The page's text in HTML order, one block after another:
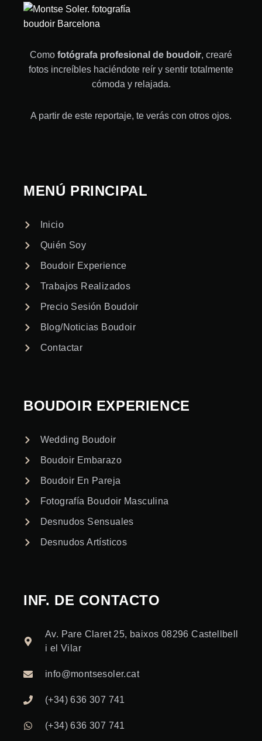
Como fotógrafa profesional de boudoir, crearé
fotos increíbles haciéndote reír y sentir totalmente
cómoda y relajada.
A partir de este reportaje, te verás con otros ojos.
MENÚ PRINCIPAL
Inicio
Quién Soy
Boudoir Experience
Trabajos Realizados
Precio Sesión Boudoir
Blog/Noticias Boudoir
Contactar
BOUDOIR EXPERIENCE
Wedding Boudoir
Boudoir Embarazo
Boudoir En Pareja
Fotografía Boudoir Masculina
Desnudos Sensuales
Desnudos Artísticos
INF. DE CONTACTO
Av. Pare Claret 25, baixos 08296 Castellbell
i el Vilar
info@montsesoler.cat
(+34) 636 307 741
(+34) 636 307 741